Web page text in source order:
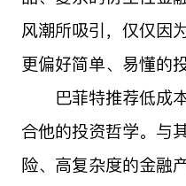
风潮所吸引，仅仅因
更偏好简单、易懂的
巴菲特推荐低成本
合他的投资哲学。与
险、高复杂度的金融